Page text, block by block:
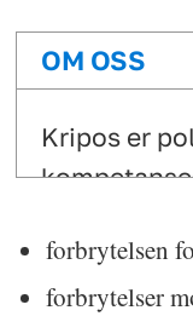
OM OSS
Kripos er
kriminalitet.
forbrytelsen
forbrytelser